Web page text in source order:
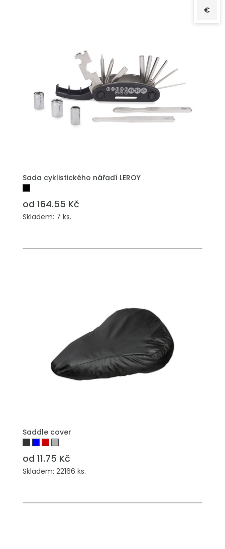
Sada cyklistického nářadí LEROY
od 164.55 Kč
Skladem: 7 ks.
Saddle cover
od 11.75 Kč
Skladem: 22166 ks.
€